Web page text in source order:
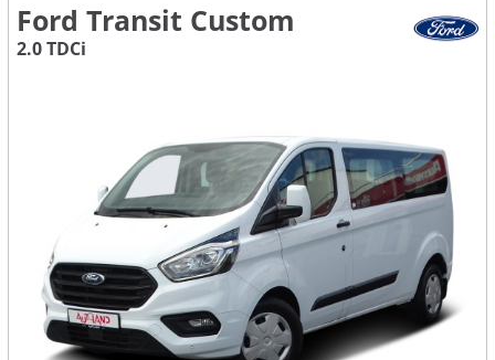
Ford Transit Custom
2.0 TDCi